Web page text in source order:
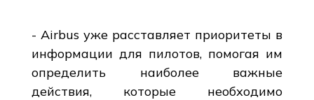
- Airbus уже расставляет приоритеты в
информации для пилотов, помогая им
определить наиболее важные
действия, которые необходимо